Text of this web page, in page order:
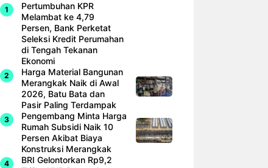
Pertumbuhan KPR
Melambat ke 4,79
Persen, Bank Perketat
Seleksi Kredit Perumahan
di Tengah Tekanan
Ekonomi
Harga Material Bangunan
Merangkak Naik di Awal
2026, Batu Bata dan
Pasir Paling Terdampak
Pengembang Minta Harga
Rumah Subsidi Naik 10
Persen Akibat Biaya
Konstruksi Merangkak
BRI Gelontorkan Rp9,2